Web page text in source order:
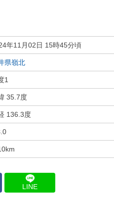
年11月02日 15時45分頃
県嶺北
1
35.7度
136.3度
LINE